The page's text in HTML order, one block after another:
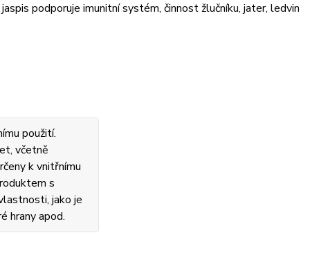
podporuje imunitní systém, činnost žlučníku, jater, ledvin
použití.
včetně
k vnitřnímu
s
jako je
hrany apod.